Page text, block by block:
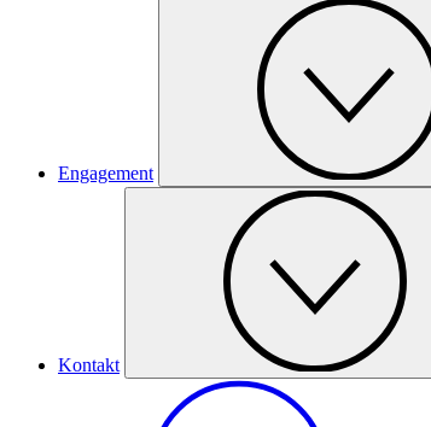
Engagement
Kontakt